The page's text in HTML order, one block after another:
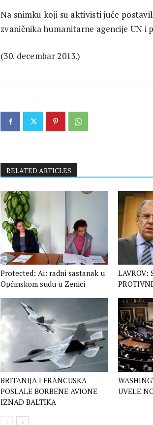
Na snimku koji su aktivisti juče
zvaničnika humanitarne agencije UN i
(30. decembar 2013.)
RELATED ARTICLES
Protected: Ai: radni sastanak u
Općinskom sudu u Zenici
LAVROV:
BRITANIJA I FRANCUSKA
POSLALE BORBENE AVIONE
IZNAD BALTIKA
UVELE